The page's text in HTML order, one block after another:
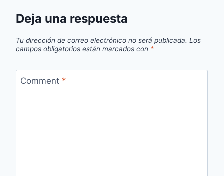
Deja una respuesta
Tu dirección de correo electrónico no será publicada. Los
campos obligatorios están marcados con *
Comment *